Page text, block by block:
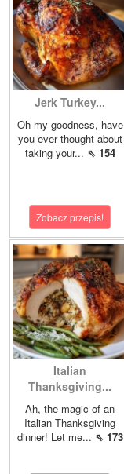
Jerk Turkey...
Oh my goodness, have
you ever thought about
taking your... ⇖ 154
Zobacz przepis!
Italian
Thanksgiving...
Ah, the magic of an
Italian Thanksgiving
dinner! Let me... ⇖ 173